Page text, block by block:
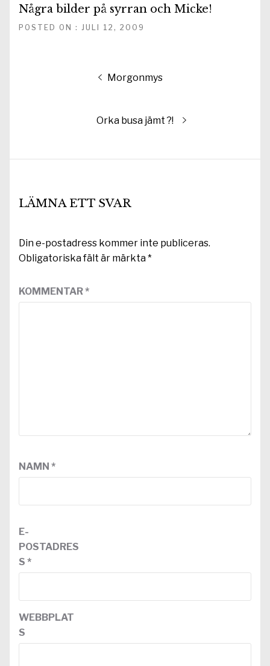
Några bilder på syrran och Micke!
POSTED ON : JULI 12, 2009
Inläggsnavigering
Föregående
Morgonmys
Nästa
Orka busa jämt ?!
LÄMNA ETT SVAR
Din e-postadress kommer inte publiceras.
Obligatoriska fält är märkta*
KOMMENTAR*
NAMN *
E-
POSTADRES
S *
WEBBPLAT
S